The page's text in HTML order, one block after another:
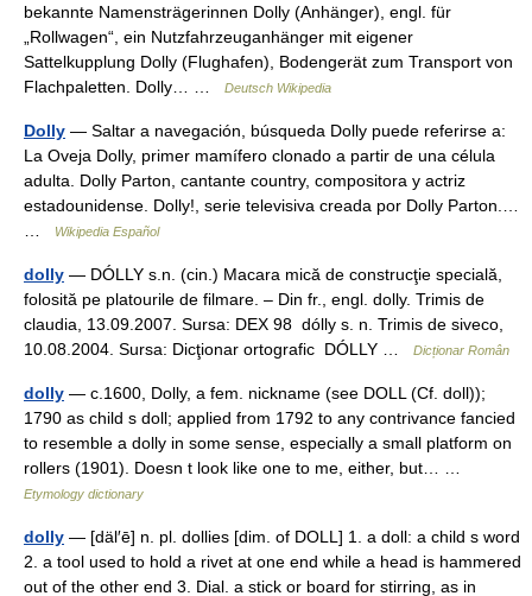
bekannte Namensträgerinnen Dolly (Anhänger), engl. für
„Rollwagen“, ein Nutzfahrzeuganhänger mit eigener
Sattelkupplung Dolly (Flughafen), Bodengerät zum Transport von
Flachpaletten. Dolly… …
Deutsch Wikipedia
Dolly — Saltar a navegación, búsqueda Dolly puede referirse a:
La Oveja Dolly, primer mamífero clonado a partir de una célula
adulta. Dolly Parton, cantante country, compositora y actriz
estadounidense. Dolly!, serie televisiva creada por Dolly Parton.…
Wikipedia Español
dolly — DÓLLY s.n. (cin.) Macara mică de construcţie specială,
folosită pe platourile de filmare. – Din fr., engl. dolly. Trimis de
claudia, 13.09.2007. Sursa: DEX 98 dólly s. n. Trimis de siveco,
10.08.2004. Sursa: Dicţionar ortografic DÓLLY …
Dicționar Român
dolly — c.1600, Dolly, a fem. nickname (see DOLL (Cf. doll));
1790 as child s doll; applied from 1792 to any contrivance fancied
to resemble a dolly in some sense, especially a small platform on
rollers (1901). Doesn t look like one to me, either, but… …
Etymology dictionary
dolly — [däl′ē] n. pl. dollies [dim. of DOLL] 1. a doll: a child s word
2. a tool used to hold a rivet at one end while a head is hammered
out of the other end 3. Dial. a stick or board for stirring, as in